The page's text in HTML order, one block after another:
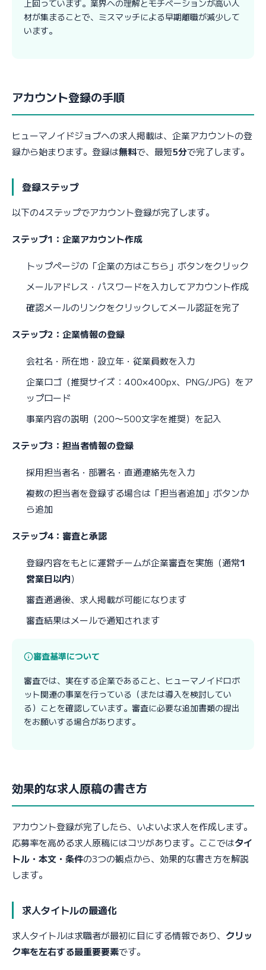
上回っています。業界への理解とモチベーションが高い人
材が集まることで、ミスマッチによる早期離職が減少して
います。
アカウント登録の手順
ヒューマノイドジョブへの求人掲載は、企業アカウントの登
録から始まります。登録は無料で、最短5分で完了します。
登録ステップ
以下の4ステップでアカウント登録が完了します。
ステップ1：企業アカウント作成
トップページの「企業の方はこちら」ボタンをクリック
メールアドレス・パスワードを入力してアカウント作成
確認メールのリンクをクリックしてメール認証を完了
ステップ2：企業情報の登録
会社名・所在地・設立年・従業員数を入力
企業ロゴ（推奨サイズ：400×400px、PNG/JPG）をア
ップロード
事業内容の説明（200〜500文字を推奨）を記入
ステップ3：担当者情報の登録
採用担当者名・部署名・直通連絡先を入力
複数の担当者を登録する場合は「担当者追加」ボタンか
ら追加
ステップ4：審査と承認
登録内容をもとに運営チームが企業審査を実施（通常1
営業日以内）
審査通過後、求人掲載が可能になります
審査結果はメールで通知されます
審査基準について
審査では、実在する企業であること、ヒューマノイドロボ
ット関連の事業を行っている（または導入を検討してい
る）ことを確認しています。審査に必要な追加書類の提出
をお願いする場合があります。
効果的な求人原稿の書き方
アカウント登録が完了したら、いよいよ求人を作成します。
応募率を高める求人原稿にはコツがあります。ここではタイ
トル・本文・条件の3つの観点から、効果的な書き方を解説
します。
求人タイトルの最適化
求人タイトルは求職者が最初に目にする情報であり、 クリッ
ク率を左右する最重要要素です。